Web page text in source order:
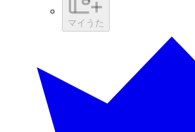
マイうた